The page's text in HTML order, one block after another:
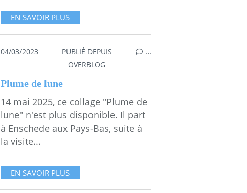
EN SAVOIR PLUS
CARRÉ
04/03/2023
PUBLIÉ DEPUIS
OVERBLOG
…
Plume de lune
14 mai 2025, ce collage "Plume de
lune" n'est plus disponible. Il part
à Enschede aux Pays-Bas, suite à
la visite...
EN SAVOIR PLUS